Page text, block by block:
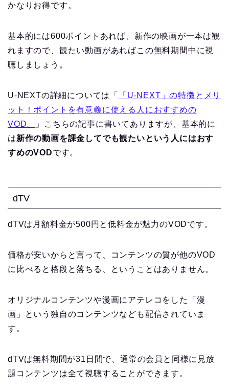
かなりお得です。
基本的には600ポイントあれば、新作の映画が一本は観
れますので、観たい動画があればこの無料期間中に視
聴しましょう。
U-NEXTの詳細については「
「U-NEXT」の特徴とメリ
ット！ポイントを有意義に使える人におすすめの
VOD。
」こちらの記事に書いてありますが、基本的に
は新作の動画を課金してでも観たいという人にはおす
すめのVODです。
dTV
dTVは月額料金が500円と低料金が魅力のVODです。
価格が安いからと言って、コンテンツの質が他のVOD
に比べると格段と落ちる、ということはありません。
オリジナルコンテンツや漫画にアテレコをした「漫
画」という独自のコンテンツなども配信されていま
す。
dTVは無料期間が31日間で、通常の会員と同様に見放
題コンテンツは全て視聴することができます。